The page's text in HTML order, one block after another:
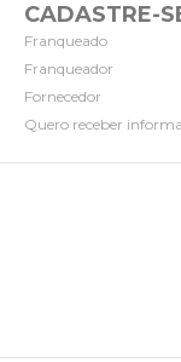
CADASTRE-
Franqueado
Franqueador
Fornecedor
Quero receber